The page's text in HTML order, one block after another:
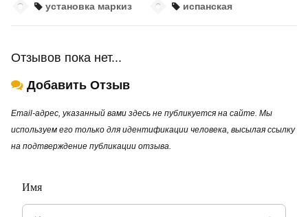
установка маркиз
испанская
Отзывов пока нет...
Добавить Отзыв
Email-адрес, указанный вами здесь не публикуется на сайте. Мы
используем его только для идентификации человека, высылая ссылку
на подтверждение публикации отзыва.
Имя